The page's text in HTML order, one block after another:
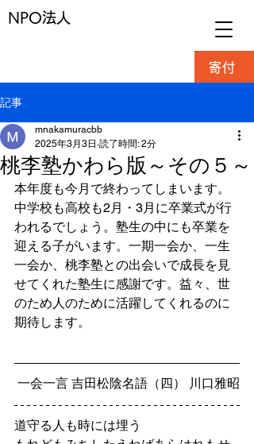
NPO法人
寄付
記事
桃李塾かわら版～その５～
mnakamuracbb
2025年3月3日 読了時間: 2分
本年度も今月で終わってしまいます。
中学校も高校も2月・3月に卒業式が行
われるでしょう。塾生の中にも卒業を
迎える子がいます。一期一会か、一生
一会か、桃李塾との出会いで成長を見
せてくれた塾生に感謝です。益々、世
のため人のために活躍してくれるのに
期待します。
一会一言 吉田松陰名語（四） 川口雅昭
道守る人も時には埋う